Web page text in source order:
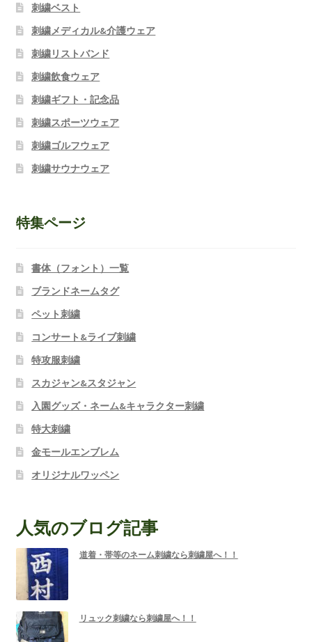
刺繍ベスト
刺繍メディカル&介護ウェア
刺繍リストバンド
刺繍飲食ウェア
刺繍ギフト・記念品
刺繍スポーツウェア
刺繍ゴルフウェア
刺繍サウナウェア
特集ページ
書体（フォント）一覧
ブランドネームタグ
ペット刺繍
コンサート&ライブ刺繍
特攻服刺繍
スカジャン&スタジャン
入園グッズ・ネーム&キャラクター刺繍
特大刺繍
金モールエンブレム
オリジナルワッペン
人気のブログ記事
道着・帯等のネーム刺繍なら刺繍屋へ！！
リュック刺繍なら刺繍屋へ！！